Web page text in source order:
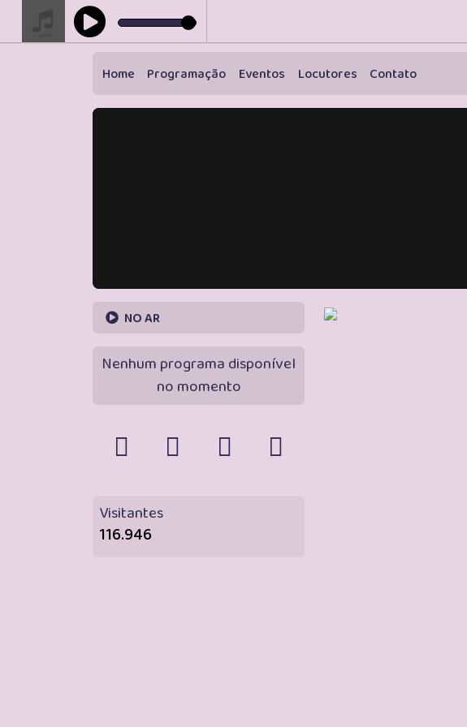
Home Programação Eventos Locutores Contato
NO AR
Nenhum programa disponível
no momento
Visitantes
116.946